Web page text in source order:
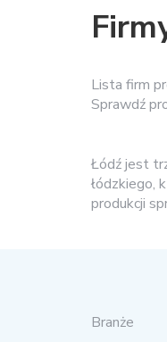
Lista firm
Sprawdź
Łódź jest
łódzkiego,
produkcji
Branże